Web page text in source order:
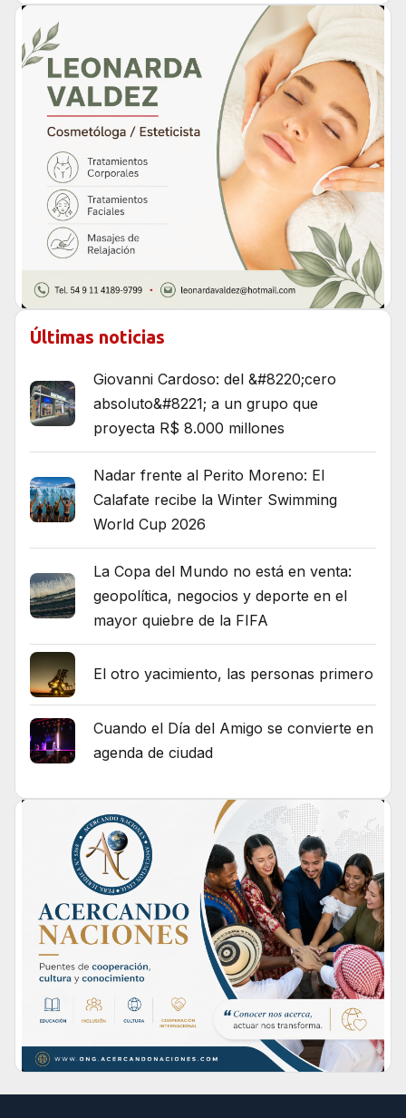
Últimas noticias
Giovanni Cardoso: del &#8220;cero
absoluto&#8221; a un grupo que
proyecta R$ 8.000 millones
Nadar frente al Perito Moreno: El
Calafate recibe la Winter Swimming
World Cup 2026
La Copa del Mundo no está en venta:
geopolítica, negocios y deporte en el
mayor quiebre de la FIFA
El otro yacimiento, las personas primero
Cuando el Día del Amigo se convierte en
agenda de ciudad